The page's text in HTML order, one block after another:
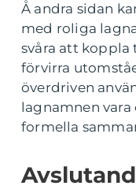
Å andra sidan
med roliga
svåra att
förvirra
överdriven
lagnamnen
formella